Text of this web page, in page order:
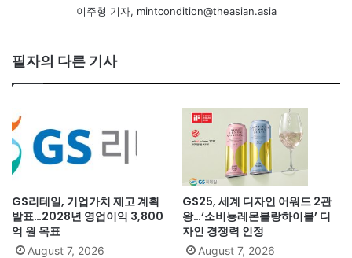
이주형 기자, mintcondition@theasian.asia
필자의 다른 기사
GS리테일, 기업가치 제고 계획
발표…2028년 영업이익 3,800
억 원 목표
August 7, 2026
GS25, 세계 디자인 어워드 2관
왕…‘소비뇽레몬블랑하이볼’ 디
자인 경쟁력 인정
August 7, 2026